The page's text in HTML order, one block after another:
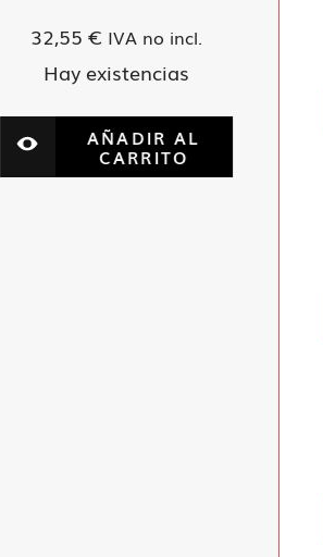
32,55€ IVA no incl.
Hay existencias
AÑADIR AL
CARRITO